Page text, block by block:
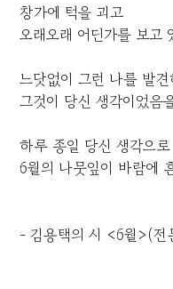
창가에 턱을 괴고
오래오래 어딘가를 보고
느닷없이 그런 나를 발
그것이 당신 생각이었음
하루 종일 당신 생각으로
6월의 나뭇잎이 바람에
- 김용택의 시 <6월>(전